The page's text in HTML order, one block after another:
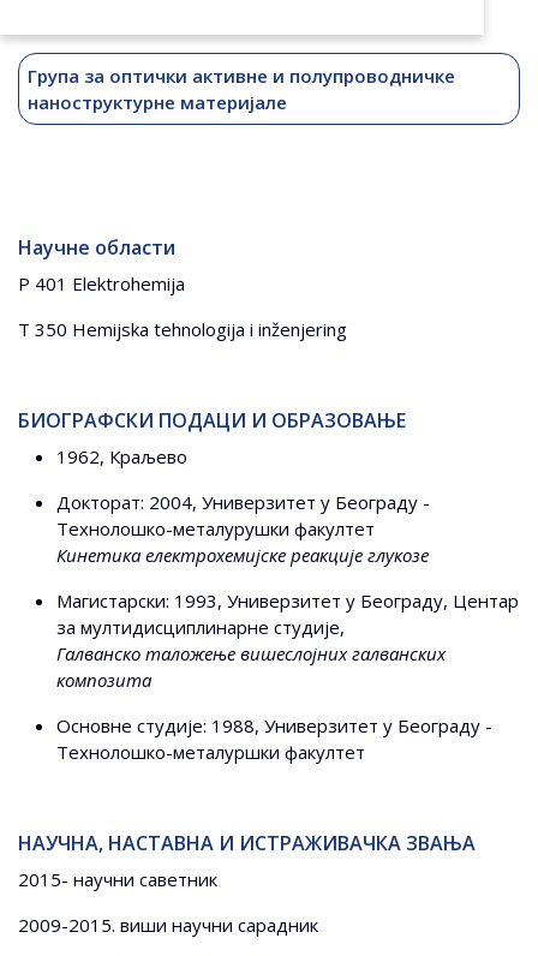
Група за оптички активне и полупроводничке
наноструктурне материјале
Научне области
P 401 Elektrohemija
T 350 Hemijska tehnologija i inženjering
БИОГРАФСКИ ПОДАЦИ И ОБРАЗОВАЊЕ
1962, Краљево
Докторат: 2004, Универзитет у Београду -
Технолошко-металурушки факултет
Кинетика електрохемијске реакције глукозе
Магистарски: 1993, Универзитет у Београду, Центар
за мултидисциплинарне студије,
Галванско таложење вишеслојних галванских
композита
Основне студије: 1988, Универзитет у Београду -
Технолошко-металуршки факултет
НАУЧНА, НАСТАВНА И ИСТРАЖИВАЧКА ЗВАЊА
2015- научни саветник
2009-2015. виши научни сарадник